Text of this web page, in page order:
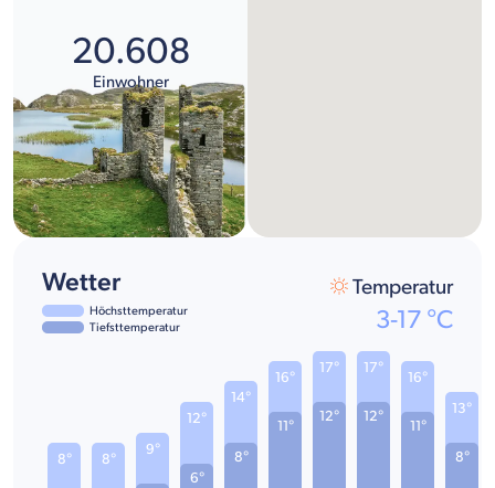
20.608
Einwohner
Wetter
Höchsttemperatur
Tiefsttemperatur
Temperatur
3-17 °C
8° 8°
9°
6°
12°
8°
14°
11°
16°
12°
17°
12°
17°
11°
16°
8°
13°